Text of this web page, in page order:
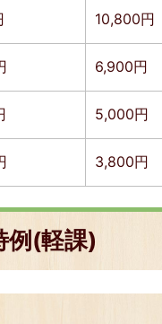
10,800円
6,900円
5,000円
3,800円
例(軽課)